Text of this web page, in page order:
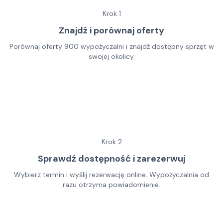
Krok 1
Znajdź i porównaj oferty
Porównaj oferty 900 wypożyczalni i znajdź dostępny sprzęt w
swojej okolicy.
Krok 2
Sprawdź dostępność i zarezerwuj
Wybierz termin i wyślij rezerwację online. Wypożyczalnia od
razu otrzyma powiadomienie.